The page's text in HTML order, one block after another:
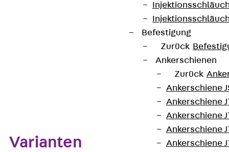
Befestigung
Zurück
Ankerschienen
Zurück
Ankerschiene
Ankerschiene
Ankerschiene
Ankerschiene
Ankerschiene
Datenblatt herunterladen
Varianten